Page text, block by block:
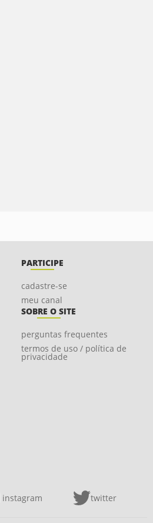
PARTICIPE
cadastre-se
meu canal
SOBRE O SITE
perguntas frequentes
termos de uso / política de
privacidade
instagram twitter